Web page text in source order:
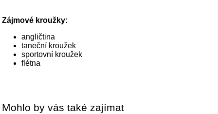
Zájmové kroužky:
angličtina
taneční kroužek
sportovní kroužek
flétna
Mohlo by vás také zajímat